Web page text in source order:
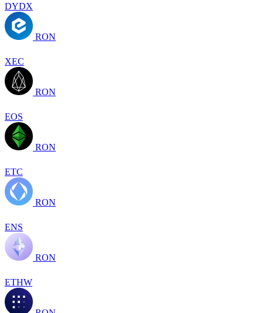
DYDX
RON
XEC
RON
EOS
RON
ETC
RON
ENS
RON
ETHW